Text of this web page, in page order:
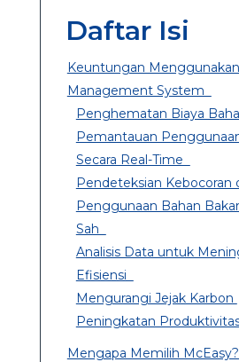
Daftar Isi
Keuntungan
Management System
Penghematan Biaya
Pemantauan
Secara Real-Time
Pendeteksian Kebocoran
Penggunaan Bahan
Sah
Analisis Data untuk
Efisiensi
Mengurangi Jejak Karbon
Peningkatan
Mengapa Memilih McEasy?